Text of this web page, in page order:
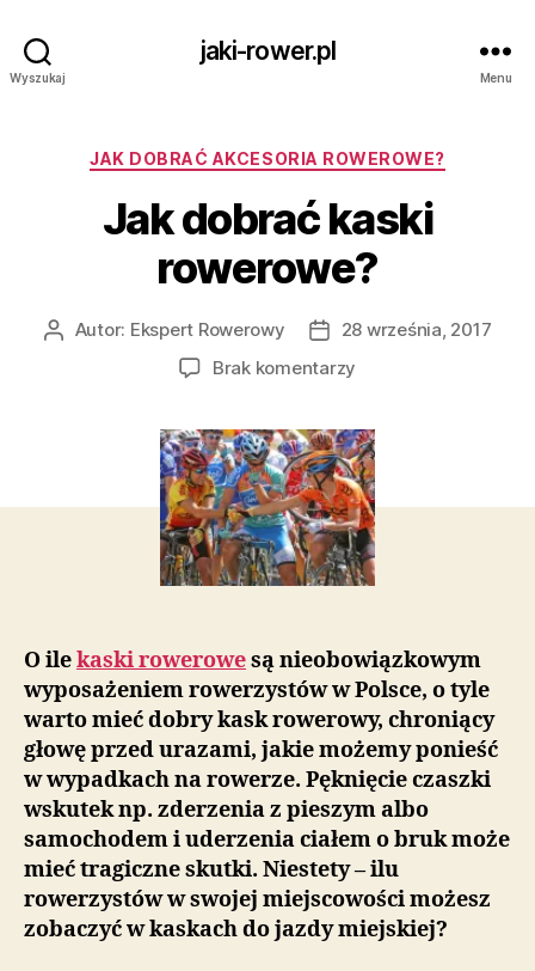
Wyszukaj
jaki-rower.pl
Menu
Kategorie
JAK DOBRAĆ AKCESORIA ROWEROWE?
Jak dobrać kaski
rowerowe?
AutorAutor: Ekspert Rowerowy
Data28 września, 2017
Brak komentarzy
kaski
rowerowe?
O ilekaski rowerowesą nieobowiązkowym
wyposażeniem rowerzystów w Polsce, o tyle
warto mieć dobry kask rowerowy, chroniący
głowę przed urazami, jakie możemy ponieść
w wypadkach na rowerze. Pęknięcie czaszki
wskutek np. zderzenia z pieszym albo
samochodem i uderzenia ciałem o bruk może
mieć tragiczne skutki. Niestety – ilu
rowerzystów w swojej miejscowości możesz
zobaczyć w kaskach do jazdy miejskiej?